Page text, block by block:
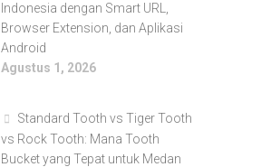
Indonesia dengan Smart URL,
Browser Extension, dan Aplikasi
Android
Agustus 1, 2026
Standard Tooth vs Tiger Tooth
vs Rock Tooth: Mana Tooth
Bucket yang Tepat untuk Medan